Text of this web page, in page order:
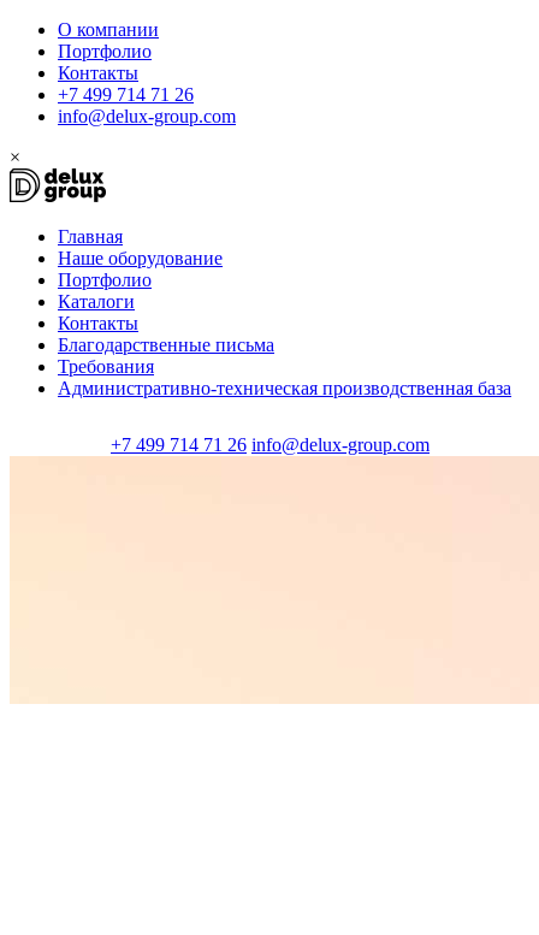
О компании
Портфолио
Контакты
+7 499 714 71 26
info@delux-group.com
×
Главная
Наше оборудование
Портфолио
Каталоги
Контакты
Благодарственные письма
Требования
Административно-техническая производственная база
+7 499 714 71 26 info@delux-group.com